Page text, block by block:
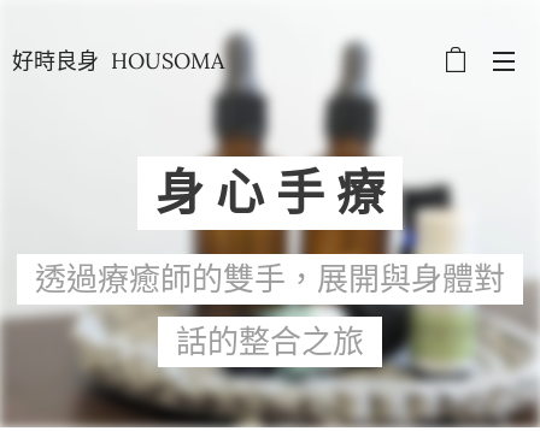
好時良身 HOUSOMA
身 心 手 療
透過療癒師的雙手，展開與身體對
話的整合之旅